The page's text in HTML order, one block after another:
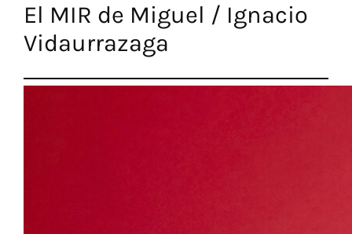
El MIR de Miguel / Ignacio
Vidaurrazaga